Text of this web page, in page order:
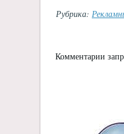
Рубрика:
Комментарии